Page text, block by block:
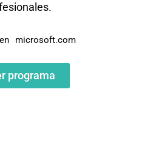
en microsoft.com
programa